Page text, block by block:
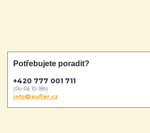
Potřebujete poradit?
+420 777 001 711
(Po-Pá 10-18h)
info@aufler.cz